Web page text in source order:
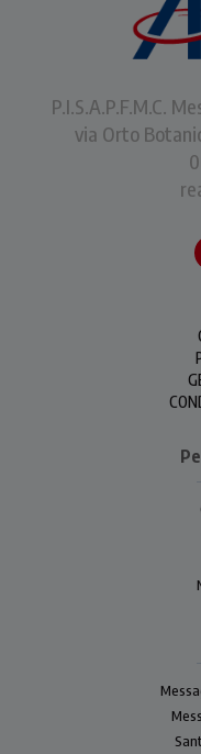
P.I.S.A.P.F.M.C.
via Orto